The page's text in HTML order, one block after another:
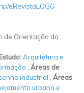
eRevistaLOGO
de Orientação da
Arquitetura e
Áreas de
industrial
Áreas
urbano e